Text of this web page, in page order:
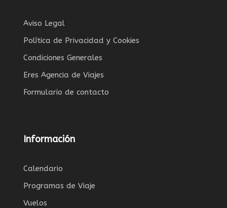
Aviso Legal
Política de Privacidad y Cookies
Condiciones Generales
Eres Agencia de Viajes
Formulario de contacto
Información
Calendario
Programas de Viaje
Vuelos